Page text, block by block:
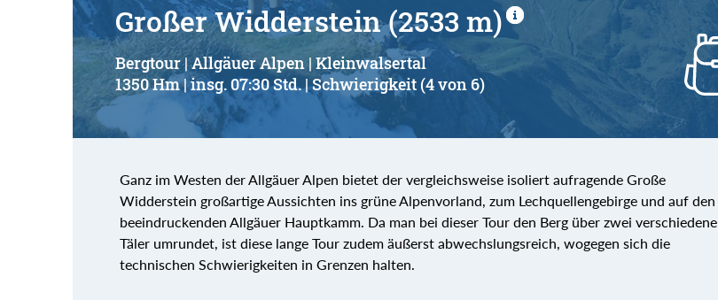
Großer Widderstein (2533 m)
Bergtour | Allgäuer Alpen | Kleinwalsertal
1350 Hm | insg. 07:30 Std. | Schwierigkeit (4 von 6)
Ganz im Westen der Allgäuer Alpen bietet der vergleichsweise isoliert aufragende Große
Widderstein großartige Aussichten ins grüne Alpenvorland, zum Lechquellengebirge und auf den
beeindruckenden Allgäuer Hauptkamm. Da man bei dieser Tour den Berg über zwei verschiedene
Täler umrundet, ist diese lange Tour zudem äußerst abwechslungsreich, wogegen sich die
technischen Schwierigkeiten in Grenzen halten.